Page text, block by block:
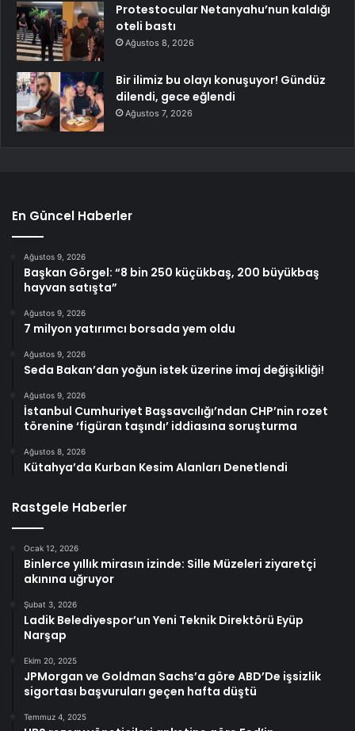
Protestocular Netanyahu’nun kaldığı
oteli bastı
Ağustos 8, 2026
Bir ilimiz bu olayı konuşuyor! Gündüz
dilendi, gece eğlendi
Ağustos 7, 2026
En Güncel Haberler
Ağustos 9, 2026
Başkan Görgel: “8 bin 250 küçükbaş, 200 büyükbaş
hayvan satışta”
Ağustos 9, 2026
7 milyon yatırımcı borsada yem oldu
Ağustos 9, 2026
Seda Bakan’dan yoğun istek üzerine imaj değişikliği!
Ağustos 9, 2026
İstanbul Cumhuriyet Başsavcılığı’ndan CHP’nin rozet
törenine ‘figüran taşındı’ iddiasına soruşturma
Ağustos 8, 2026
Kütahya’da Kurban Kesim Alanları Denetlendi
Rastgele Haberler
Ocak 12, 2026
Binlerce yıllık mirasın izinde: Sille Müzeleri ziyaretçi
akınına uğruyor
Şubat 3, 2026
Ladik Belediyespor’un Yeni Teknik Direktörü Eyüp
Narşap
Ekim 20, 2025
JPMorgan ve Goldman Sachs’a göre ABD’De işsizlik
sigortası başvuruları geçen hafta düştü
Temmuz 4, 2025